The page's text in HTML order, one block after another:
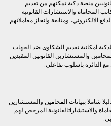
منصة ذكية تمكنهم من تقديم
المحاماة والاستشارات القانونية
الالكتروني، ومتابعة وانجاز معاملاتهم
امكانية تقديم الشكاوى ضد الجهات
والمستشارين القانونين المقيدين
الدائرة باسلوب تفاعلي.
شاملا ببيانات المحامين والمستشارين
والاستشاراتالقانونية المرخص لهم